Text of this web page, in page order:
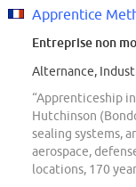
Apprentice
Entreprise non
Alternance,
“Apprenticeship
Hutchinson
sealing systems,
aerospace,
locations, 170